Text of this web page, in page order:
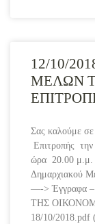
12/10/
ΜΕΛΩΝ
Σας καλούμε σε
Επιτροπής
ώρα 20.00 μ.μ.
Δημαρχιακού
—-> Έγγραφα
ΤΗΣ
18/10/2018.pdf